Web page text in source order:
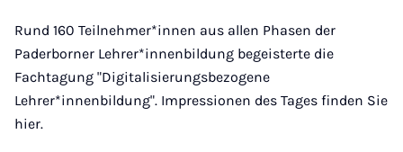
Rund 160 Teilnehmer*innen aus allen Phasen der
Paderborner Lehrer*innenbildung begeisterte die
Fachtagung "Digitalisierungsbezogene
Lehrer*innenbildung". Impressionen des Tages finden Sie
hier.